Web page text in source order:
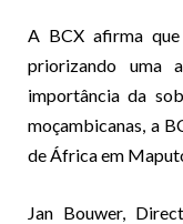
A BCX afirma
priorizando uma
importância da
moçambicanas, a
de África em
Jan Bouwer,